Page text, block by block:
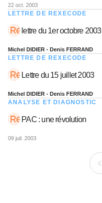
22 oct. 2003
LETTRE DE REXECODE
lettre du 1er octobre 2003
Michel DIDIER - Denis FERRAND
LETTRE DE REXECODE
Lettre du 15 juillet 2003
Michel DIDIER - Denis FERRAND
ANALYSE ET DIAGNOSTIC
PAC : une révolution
09 juil. 2003